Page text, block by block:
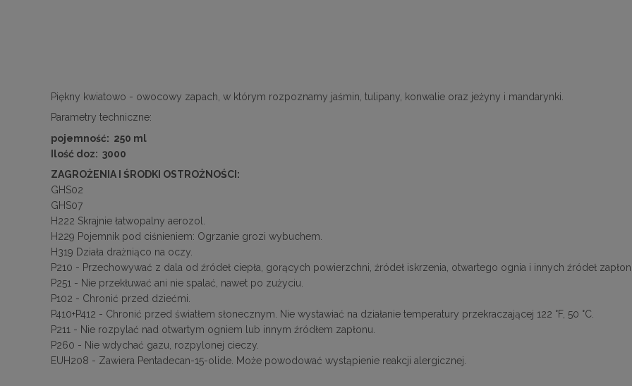
Piękny kwiatowo - owocowy zapach, w którym rozpoznamy jaśmin, tulipany, konwalie oraz jeżyny i mandarynki.
Parametry techniczne:
pojemność: 250 ml
Ilość doz: 3000
ZAGROŻENIA I ŚRODKI OSTROŻNOŚCI:
GHS02
GHS07
H222 Skrajnie łatwopalny aerozol.
H229 Pojemnik pod ciśnieniem: Ogrzanie grozi wybuchem.
H319 Działa drażniąco na oczy.
P210 - Przechowywać z dala od źródeł ciepła, gorących powierzchni, źródeł iskrzenia, otwartego ognia i innych źródeł
P251 - Nie przekłuwać ani nie spalać, nawet po zużyciu.
P102 - Chronić przed dziećmi.
P410+P412 - Chronić przed światłem słonecznym. Nie wystawiać na działanie temperatury przekraczającej 122 °F, 50 °C.
P211 - Nie rozpylać nad otwartym ogniem lub innym źródłem zapłonu.
P260 - Nie wdychać gazu, rozpylonej cieczy.
EUH208 - Zawiera Pentadecan-15-olide. Może powodować wystąpienie reakcji alergicznej.